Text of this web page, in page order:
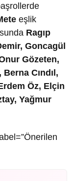
eşlik
Ragıp
Goncagül
Gözeten,
Cındıl,
Öz, Elçin
Yağmur